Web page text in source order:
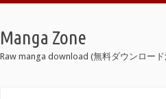
Manga Zone
Raw manga download (無料ダウンロード